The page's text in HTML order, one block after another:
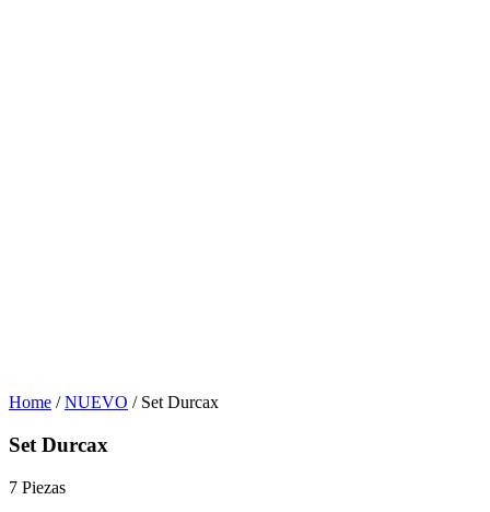
Home /NUEVO / Set Durcax
Set Durcax
7 Piezas